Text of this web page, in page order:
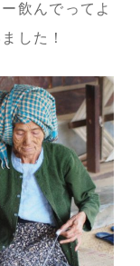
飲んでってよ
した！